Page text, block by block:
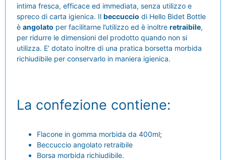
intima fresca, efficace ed immediata, senza utilizzo e
spreco di carta igienica. Il beccuccio di Hello Bidet Bottle
è angolato per facilitarne l’utilizzo ed è inoltre retraibile,
per ridurre le dimensioni del prodotto quando non si
utilizza. E’ dotato inoltre di una pratica borsetta morbida
richiudibile per conservarlo in maniera igienica.
La confezione contiene:
Flacone in gomma morbida da 400ml;
Beccuccio angolato retraibile
Borsa morbida richiudibile.